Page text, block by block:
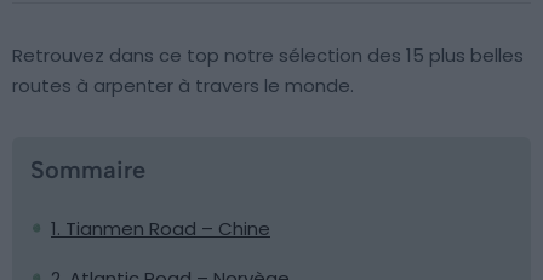
Retrouvez dans ce top notre sélection des 15 plus belles
routes à arpenter à travers le monde.
Sommaire
1. Tianmen Road – Chine